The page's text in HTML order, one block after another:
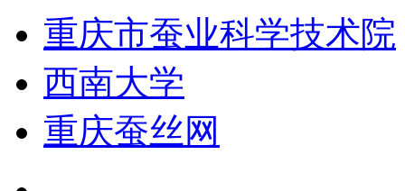
重庆市蚕业科学技术院
西南大学
重庆蚕丝网